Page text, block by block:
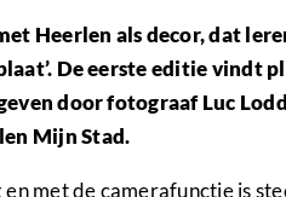
Heerlen als decor, dat
De eerste editie vindt
door fotograaf Luc
Mijn Stad.
met de camerafunctie is